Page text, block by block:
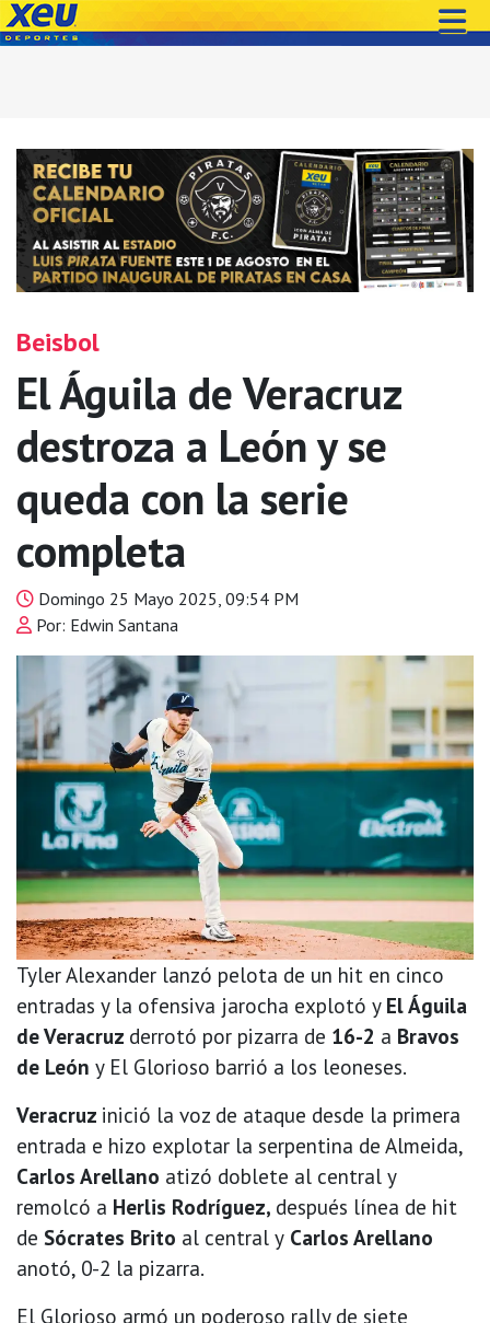
Beisbol
El Águila de Veracruz
destroza a León y se
queda con la serie
completa
Domingo 25 Mayo 2025, 09:54 PM
Por: Edwin Santana
Tyler Alexander lanzó pelota de un hit en cinco
entradas y la ofensiva jarocha explotó y El Águila
de Veracruz derrotó por pizarra de 16-2 a Bravos
de León y El Glorioso barrió a los leoneses.
Veracruz inició la voz de ataque desde la primera
entrada e hizo explotar la serpentina de Almeida,
Carlos Arellano atizó doblete al central y
remolcó a Herlis Rodríguez, después línea de hit
de Sócrates Brito al central y Carlos Arellano
anotó, 0-2 la pizarra.
El Glorioso armó un poderoso rally de siete